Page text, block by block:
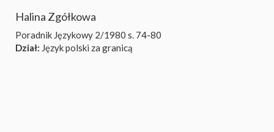
Halina Zgółkowa
Poradnik Językowy 2/1980 s. 74-80
Dział: Język polski za granicą